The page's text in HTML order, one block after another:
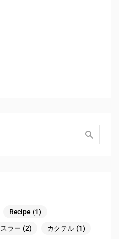
Recipe (1)
ラー (2) カクテル (1)